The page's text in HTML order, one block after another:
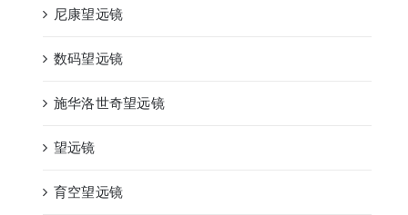
尼康望远镜
数码望远镜
施华洛世奇望远镜
望远镜
育空望远镜